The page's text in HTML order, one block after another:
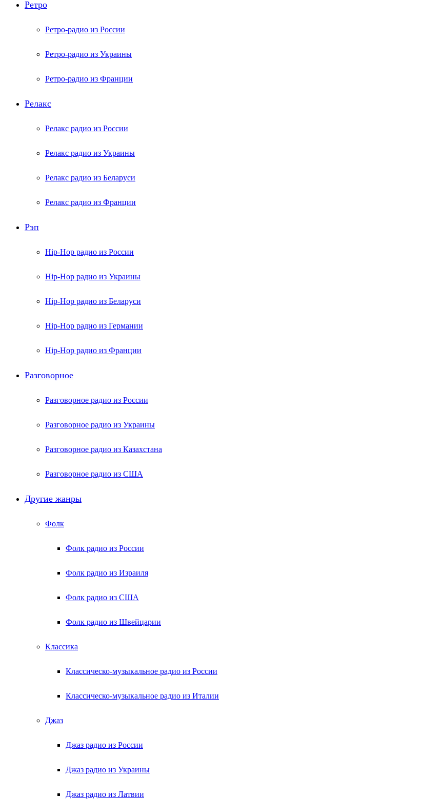
Ретро
Ретро-радио из России
Ретро-радио из Украины
Ретро-радио из Франции
Релакс
Релакс радио из России
Релакс радио из Украины
Релакс радио из Беларуси
Релакс радио из Франции
Рэп
Hip-Hop радио из России
Hip-Hop радио из Украины
Hip-Hop радио из Беларуси
Hip-Hop радио из Германии
Hip-Hop радио из Франции
Разговорное
Разговорное радио из России
Разговорное радио из Украины
Разговорное радио из Казахстана
Разговорное радио из США
Другие жанры
Фолк
Фолк радио из России
Фолк радио из Израиля
Фолк радио из США
Фолк радио из Швейцарии
Классика
Классическо-музыкальное радио из России
Классическо-музыкальное радио из Италии
Джаз
Джаз радио из России
Джаз радио из Украины
Джаз радио из Латвии